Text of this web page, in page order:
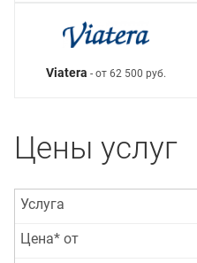
Viatera - от 62 500 руб.
Цены услуг
Услуга
Цена* от